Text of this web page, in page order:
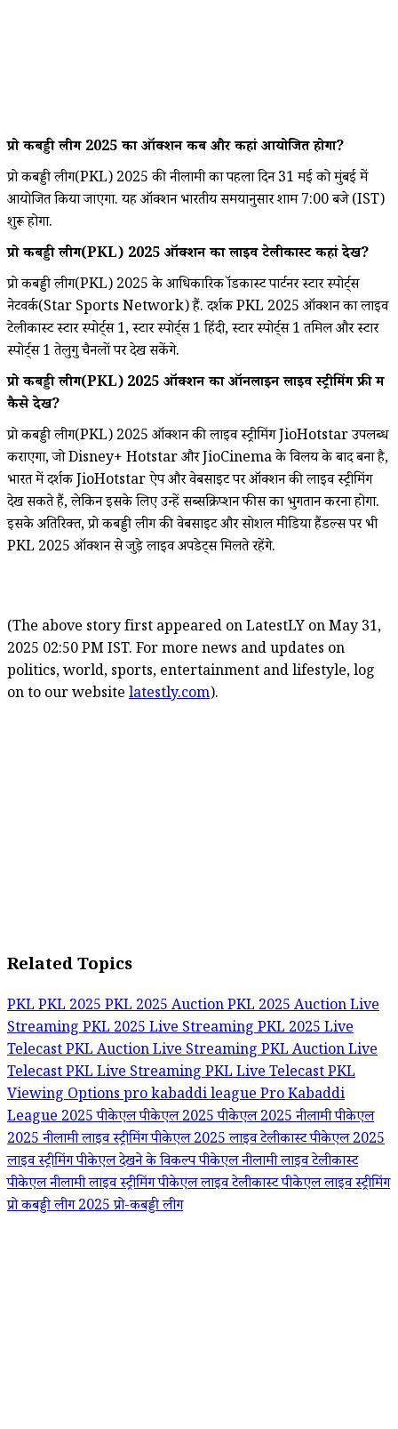
प्रो कबड्डी लीग 2025 का ऑक्शन कब और कहां आयोजित होगा?
प्रो कबड्डी लीग(PKL) 2025 की नीलामी का पहला दिन 31 मई को मुंबई में
आयोजित किया जाएगा. यह ऑक्शन भारतीय समयानुसार शाम 7:00 बजे (IST)
शुरू होगा.
प्रो कबड्डी लीग(PKL) 2025 ऑक्शन का लाइव टेलीकास्ट कहां देखें?
प्रो कबड्डी लीग(PKL) 2025 के आधिकारिक ब्रॉडकास्ट पार्टनर स्टार स्पोर्ट्स
नेटवर्क(Star Sports Network) हैं. दर्शक PKL 2025 ऑक्शन का लाइव
टेलीकास्ट स्टार स्पोर्ट्स 1, स्टार स्पोर्ट्स 1 हिंदी, स्टार स्पोर्ट्स 1 तमिल और स्टार
स्पोर्ट्स 1 तेलुगु चैनलों पर देख सकेंगे.
प्रो कबड्डी लीग(PKL) 2025 ऑक्शन का ऑनलाइन लाइव स्ट्रीमिंग फ्री में
कैसे देखें?
प्रो कबड्डी लीग(PKL) 2025 ऑक्शन की लाइव स्ट्रीमिंग JioHotstar उपलब्ध
कराएगा, जो Disney+ Hotstar और JioCinema के विलय के बाद बना है,
भारत में दर्शक JioHotstar ऐप और वेबसाइट पर ऑक्शन की लाइव स्ट्रीमिंग
देख सकते हैं, लेकिन इसके लिए उन्हें सब्सक्रिप्शन फीस का भुगतान करना होगा.
इसके अतिरिक्त, प्रो कबड्डी लीग की वेबसाइट और सोशल मीडिया हैंडल्स पर भी
PKL 2025 ऑक्शन से जुड़े लाइव अपडेट्स मिलते रहेंगे.
(The above story first appeared on LatestLY on May 31,
2025 02:50 PM IST. For more news and updates on
politics, world, sports, entertainment and lifestyle, log
on to our website latestly.com).
Related Topics
PKLPKL 2025PKL 2025 AuctionPKL 2025 Auction Live
StreamingPKL 2025 Live StreamingPKL 2025 Live
TelecastPKL Auction Live StreamingPKL Auction Live
TelecastPKL Live StreamingPKL Live TelecastPKL
Viewing Optionspro kabaddi leaguePro Kabaddi
League 2025पीकेएलपीकेएल 2025पीकेएल 2025 नीलामीपीकेएल
2025 नीलामी लाइव स्ट्रीमिंगपीकेएल 2025 लाइव टेलीकास्टपीकेएल 2025
लाइव स्ट्रीमिंगपीकेएल देखने के विकल्पपीकेएल नीलामी लाइव टेलीकास्ट
पीकेएल नीलामी लाइव स्ट्रीमिंगपीकेएल लाइव टेलीकास्टपीकेएल लाइव स्ट्रीमिंग
प्रो कबड्डी लीग 2025प्रो-कबड्डी लीग